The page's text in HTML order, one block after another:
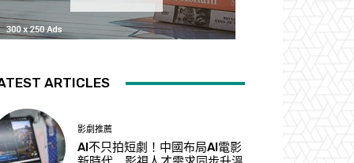
ARTICLES
影劇推薦
AI不只拍短劇！中國布局AI電影